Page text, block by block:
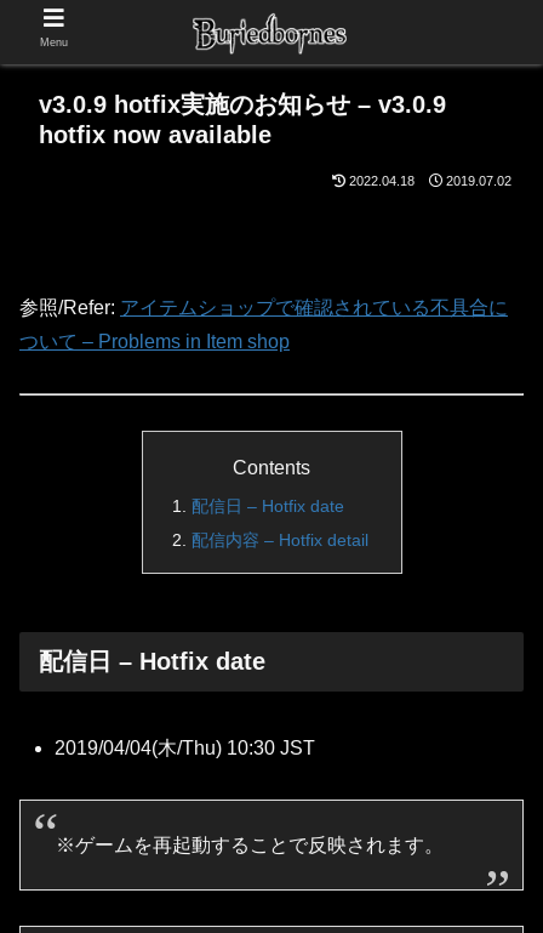
v3.0.9 hotfix実施のお知らせ – v3.0.9
hotfix now available
2022.04.18 2019.07.02
参照/Refer: アイテムショップで確認されている不具合に
ついて – Problems in Item shop
Contents
配信日 – Hotfix date
配信内容 – Hotfix detail
配信日 – Hotfix date
2019/04/04(木/Thu) 10:30 JST
※ゲームを再起動することで反映されます。
Menu